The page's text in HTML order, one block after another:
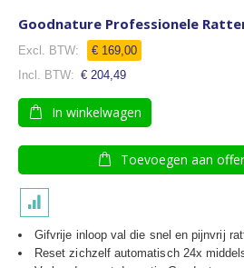
Goodnature Professionele
€ 169,00
Speciale
€ 204,49
In winkelwagen
Toevoegen aan
Gifvrije inloop val die snel en pijnvrij
Reset zichzelf automatisch 24x